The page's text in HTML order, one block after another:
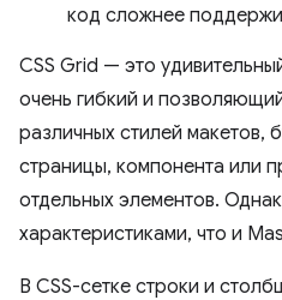
код сложнее
CSS Grid — это
очень гибкий и
различных стилей макетов,
страницы, компонента или
отдельных элементов.
характеристиками, что и
В CSS-сетке строки и